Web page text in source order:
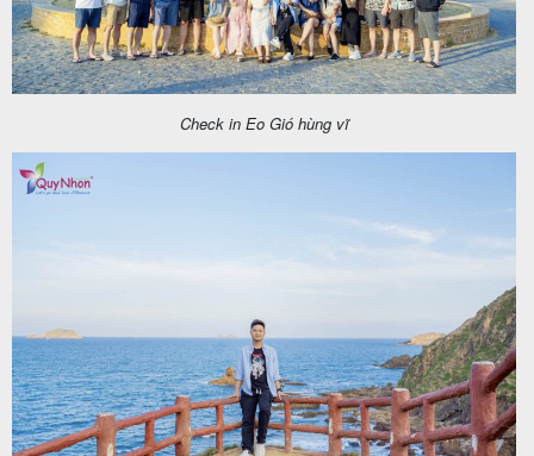
Check in Eo Gió hùng vĩ